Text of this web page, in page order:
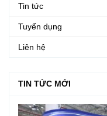
Tin tức
Tuyển dụng
Liên hệ
TIN TỨC MỚI